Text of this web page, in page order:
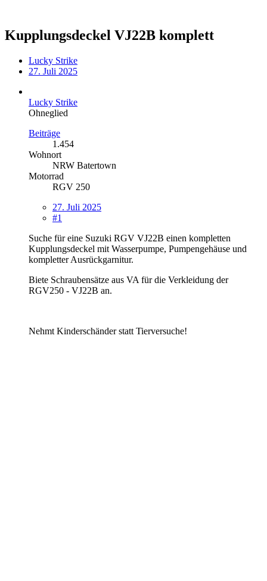
Kupplungsdeckel VJ22B komplett
Lucky Strike
27. Juli 2025
Lucky Strike
Ohneglied
Beiträge
1.454
Wohnort
NRW Batertown
Motorrad
RGV 250
27. Juli 2025
#1
Suche für eine Suzuki RGV VJ22B einen kompletten
Kupplungsdeckel mit Wasserpumpe, Pumpengehäuse und
kompletter Ausrückgarnitur.
Biete Schraubensätze aus VA für die Verkleidung der
RGV250 - VJ22B an.
Nehmt Kinderschänder statt Tierversuche!